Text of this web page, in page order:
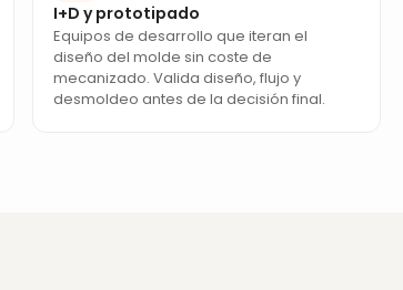
I+D y prototipado
Equipos de desarrollo que iteran el
diseño del molde sin coste de
mecanizado. Valida diseño, flujo y
desmoldeo antes de la decisión final.